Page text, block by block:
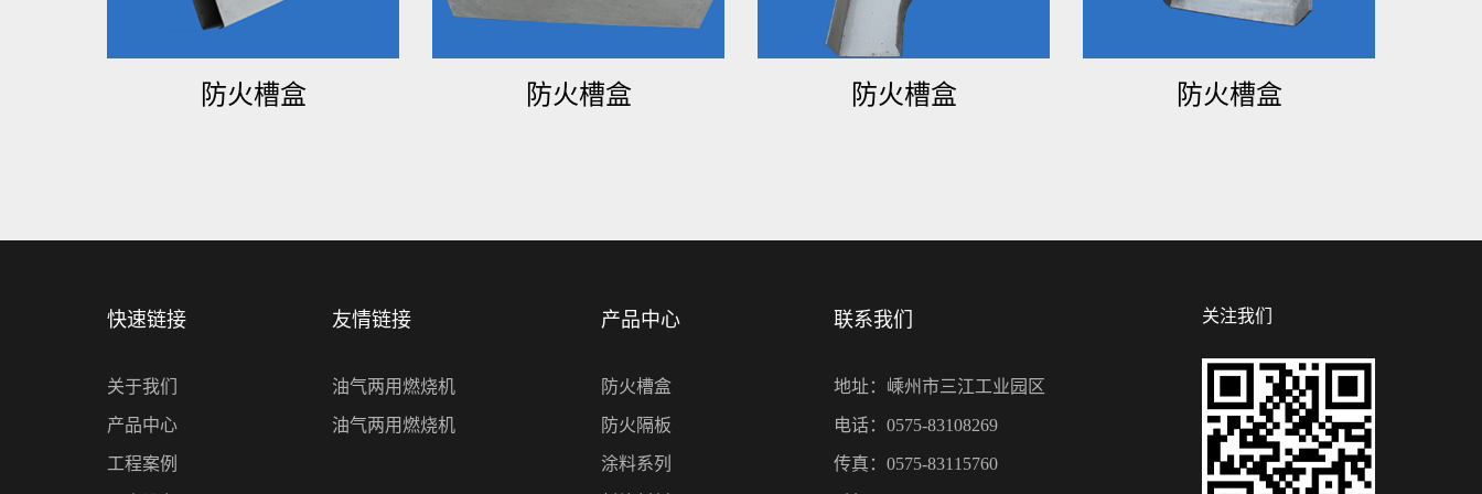
防火槽盒 防火槽盒 防火槽盒 防火槽盒
快速链接
关于我们
产品中心
工程案例
友情链接
油气两用燃烧机
油气两用燃烧机
产品中心
防火槽盒
防火隔板
涂料系列
联系我们
地址：嵊州市三江工业园区
电话：0575-83108269
传真：0575-83115760
关注我们